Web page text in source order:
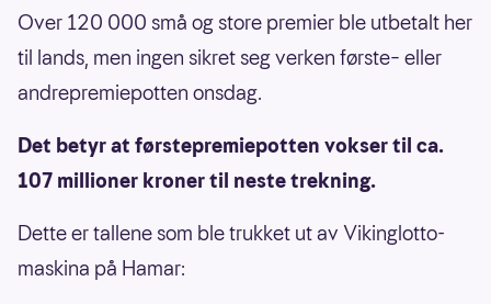
Over 120 000 små og store premier ble utbetalt her
til lands, men ingen sikret seg verken første– eller
andrepremiepotten onsdag.
Det betyr at førstepremiepotten vokser til ca.
107 millioner kroner til neste trekning.
Dette er tallene som ble trukket ut av Vikinglotto-
maskina på Hamar: